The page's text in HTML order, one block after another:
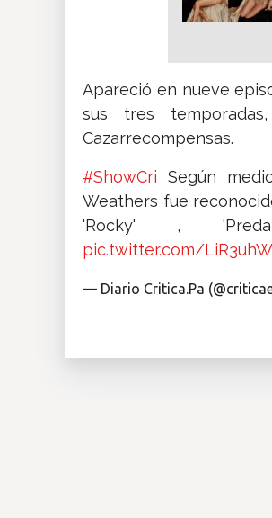
Apareció en nueve
sus tres
Cazarrecompensas.
#ShowCri Según
Weathers fue
'Rocky' ,
pic.twitter.com/
— Diario Critica.Pa